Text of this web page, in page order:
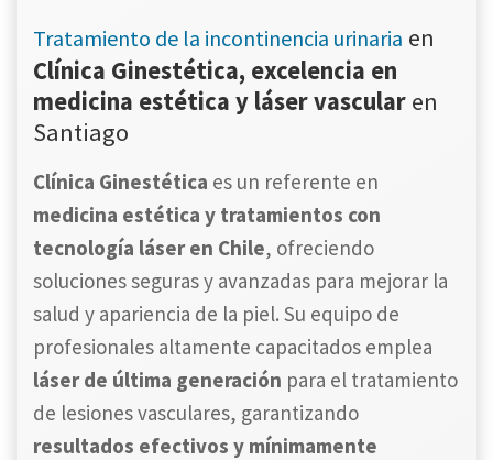
Tratamiento de la incontinencia urinaria en
Clínica Ginestética, excelencia en
medicina estética y láser vascular en
Santiago
Clínica Ginestética es un referente en
medicina estética y tratamientos con
tecnología láser en Chile, ofreciendo
soluciones seguras y avanzadas para mejorar la
salud y apariencia de la piel. Su equipo de
profesionales altamente capacitados emplea
láser de última generación para el tratamiento
de lesiones vasculares, garantizando
resultados efectivos y mínimamente